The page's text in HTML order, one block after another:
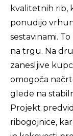
kvalitetnih rib,
ponudijo
sestavinami.
na trgu. Na
zanesljive
omogoča
glede na
Projekt
ribogojnice,